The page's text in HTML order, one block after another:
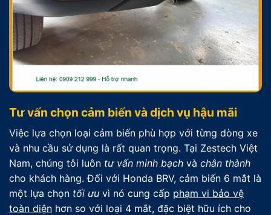
Tư vấn chọn cảm biến và dịch vụ hậu mãi
Việc lựa chọn loại cảm biến phù hợp với từng dòng xe
và nhu cầu sử dụng là rất quan trọng. Tại Zestech Việt
Nam, chúng tôi luôn tư vấn minh bạch và chân thành
cho khách hàng. Đối với Honda BRV, cảm biến 6 mắt là
một lựa chọn tối ưu vì nó cung cấp phạm vi bảo vệ
toàn diện hơn so với loại 4 mắt, đặc biệt hữu ích cho